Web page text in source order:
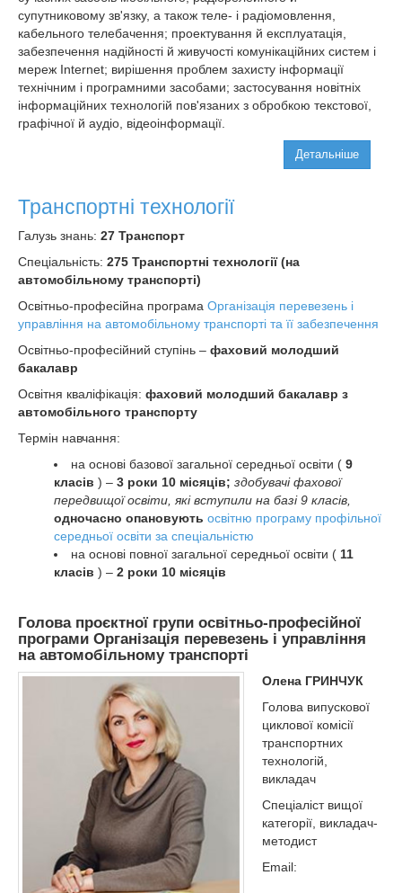
супутниковому зв'язку, а також теле- і радіомовлення,
кабельного телебачення; проектування й експлуатація,
забезпечення надійності й живучості комунікаційних систем і
мереж Іnternet; вирішення проблем захисту інформації
технічним і програмними засобами; застосування новітніх
інформаційних технологій пов'язаних з обробкою текстової,
графічної й аудіо, відеоінформації.
Детальніше
Транспортні технології
Галузь знань: 27 Транспорт
Спеціальність: 275 Транспортні технології (на
автомобільному транспорті)
Освітньо-професійна програма Організація перевезень і
управління на автомобільному транспорті та її забезпечення
Освітньо-професійний ступінь – фаховий молодший
бакалавр
Освітня кваліфікація: фаховий молодший бакалавр з
автомобільного транспорту
Термін навчання:
на основі базової загальної середньої освіти ( 9
класів ) – 3 роки 10 місяців; здобувачі фахової
передвищої освіти, які вступили на базі 9 класів,
одночасно опановують освітню програму профільної
середньої освіти за спеціальністю
на основі повної загальної середньої освіти ( 11
класів ) – 2 роки 10 місяців
Голова проєктної групи освітньо-професійної
програми Організація перевезень і управління
на автомобільному транспорті
Олена ГРИНЧУК
Голова випускової
циклової комісії
транспортних
технологій,
викладач
Спеціаліст вищої
категорії, викладач-
методист
Email: